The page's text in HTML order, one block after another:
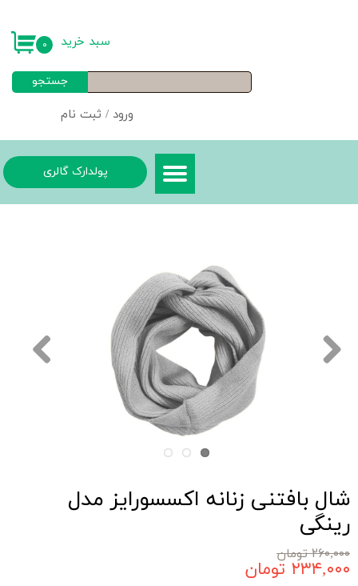
ورود / ثبت نام
خروج از حساب کاربری
جستجو
۰ سبد خرید
پولدارک گالری
شال بافتنی زنانه اکسسورایز مدل
رینگی
۲۶۰,۰۰۰ تومان
۲۳۴,۰۰۰ تومان